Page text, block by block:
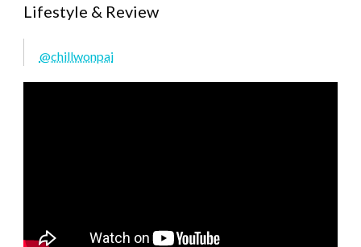
Lifestyle & Review
@chillwonpai